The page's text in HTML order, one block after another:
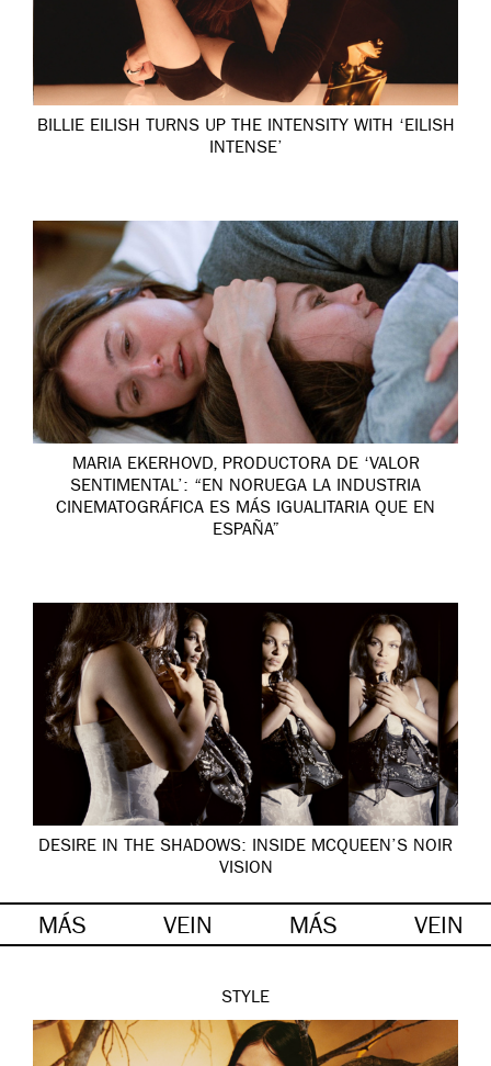
BILLIE EILISH TURNS UP THE INTENSITY WITH ‘EILISH
INTENSE’
MARIA EKERHOVD, PRODUCTORA DE ‘VALOR
SENTIMENTAL’: “EN NORUEGA LA INDUSTRIA
CINEMATOGRÁFICA ES MÁS IGUALITARIA QUE EN
ESPAÑA”
DESIRE IN THE SHADOWS: INSIDE MCQUEEN’S NOIR
VISION
MÁS VEIN MÁS VEIN
STYLE